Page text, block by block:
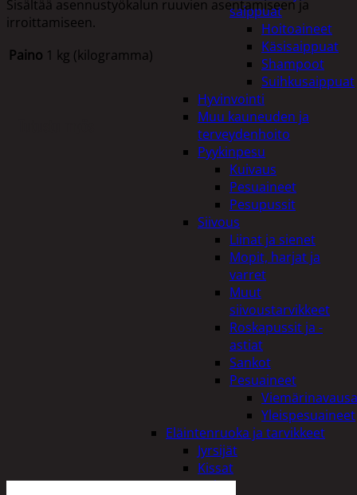
saippuat
Hoitoaineet
Käsisaippuat
Shampoot
Suihkusaippuat
Hyvinvointi
Muu kauneuden ja
terveydenhoito
Pyykinpesu
Kuivaus
Pesuaineet
Pesupussit
Siivous
Liinat ja sienet
Mopit, harjat ja
varret
Muut
siivoustarvikkeet
Roskapussit ja -
astiat
Sankot
Pesuaineet
Yleispesuaineet
Eläintenruoka ja tarvikkeet
Jyrsijät
Kissat
Koirat
Sisältää asennustyökalun ruuvien asentamiseen ja
irroittamiseen.
Paino 1 kg (kilogramma)